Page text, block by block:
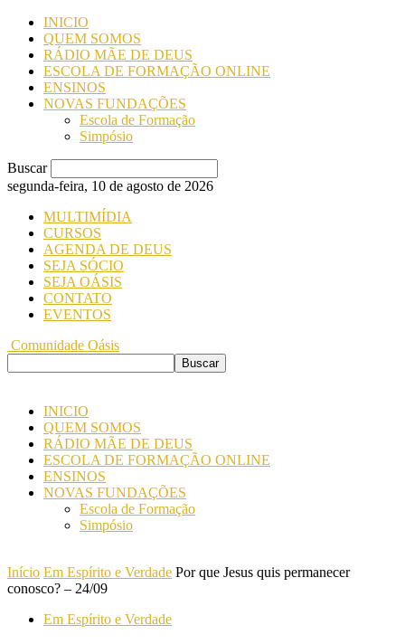
INICIO
QUEM SOMOS
RÁDIO MÃE DE DEUS
ESCOLA DE FORMAÇÃO ONLINE
ENSINOS
NOVAS FUNDAÇÕES
Escola de Formação
Simpósio
Buscar
segunda-feira, 10 de agosto de 2026
MULTIMÍDIA
CURSOS
AGENDA DE DEUS
SEJA SÓCIO
SEJA OÁSIS
CONTATO
EVENTOS
Comunidade Oásis
INICIO
QUEM SOMOS
RÁDIO MÃE DE DEUS
ESCOLA DE FORMAÇÃO ONLINE
ENSINOS
NOVAS FUNDAÇÕES
Escola de Formação
Simpósio
Início Em Espírito e Verdade Por que Jesus quis permanecer
conosco? – 24/09
Em Espírito e Verdade